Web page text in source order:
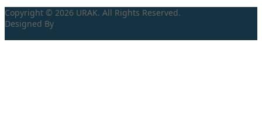
Copyright © 2026 URAK. All Rights Reserved.
Designed By